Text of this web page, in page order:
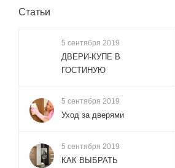
Статьи
5 сентября 2019
ДВЕРИ-КУПЕ В
ГОСТИНУЮ
5 сентября 2019
Уход за дверями
5 сентября 2019
КАК ВЫБРАТЬ